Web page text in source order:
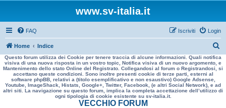
www.sv-italia.it
FAQ Login
Iscriviti
Home Indice
e
r
a
Questo forum utilizza dei Cookie per tenere traccia di alcune informazioni. Quali notifica
visiva di una nuova risposta in un vostro topic, Notifica visiva di un nuovo argomento, e
Mantenimento dello stato Online del Registrato. Collegandosi al forum o Registrandosi, si
accettano queste condizioni. Sono inoltre presenti cookie di terze parti, esterni al
software phpBB, relativi a (titolo esemplificativo e non esaustivo) Google Adsense,
Youtube, ImageShack, Histats, Google+, Twitter, Facebook, (e altri Social Network), e ad
altri siti. La navigazione su questo forum, implica la completa accettazione dell’utilizzo di
ogni tipologia di cookie esistente su sv-italia.it.
VECCHIO FORUM